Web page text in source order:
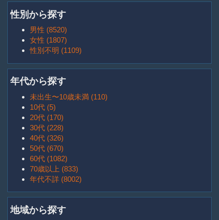
性別から探す
男性 (8520)
女性 (1807)
性別不明 (1109)
年代から探す
未出生〜10歳未満 (110)
10代 (5)
20代 (170)
30代 (228)
40代 (326)
50代 (670)
60代 (1082)
70歳以上 (833)
年代不詳 (8002)
地域から探す